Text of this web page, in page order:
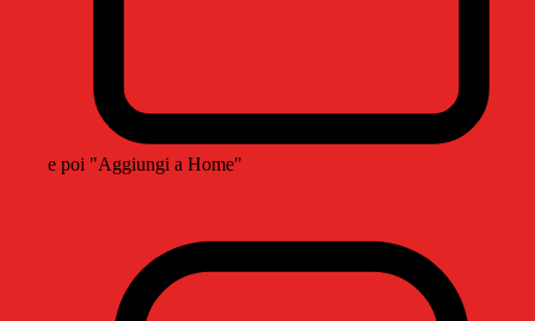
e poi "Aggiungi a Home"